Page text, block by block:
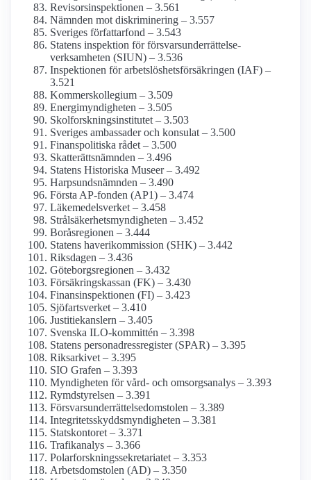
Revisors­inspektionen – 3.561
Nämnden mot diskriminering – 3.557
Sveriges författarfond – 3.543
Statens inspektion för försvars­underrättelse­
verksamheten (SIUN) – 3.536
Inspektionen för arbetslöshets­försäkringen (IAF) –
3.521
Kommers­kollegium – 3.509
Energi­myndigheten – 3.505
Skolforsknings­institutet – 3.503
Sveriges ambassader och konsulat – 3.500
Finanspolitiska rådet – 3.500
Skatterätts­nämnden – 3.496
Statens Historiska Museer – 3.492
Harpsunds­nämnden – 3.490
Första AP-fonden (AP1) – 3.474
Läkemedels­verket – 3.458
Strålsäkerhets­myndigheten – 3.452
Boråsregionen – 3.444
Statens haveri­kommission (SHK) – 3.442
Riksdagen – 3.436
Göteborgs­regionen – 3.432
Försäkringskassan (FK) – 3.430
Finans­inspektionen (FI) – 3.423
Sjöfarts­verket – 3.410
Justitie­kanslern – 3.405
Svenska ILO-kommittén – 3.398
Statens person­adress­register (SPAR) – 3.395
Riksarkivet – 3.395
SIO Grafen – 3.393
Myndigheten för vård- och omsorgs­analys – 3.393
Rymdstyrelsen – 3.391
Försvars­underrättelse­domstolen – 3.389
Integritetsskydds­myndigheten – 3.381
Statskontoret – 3.371
Trafikanalys – 3.366
Polarforsknings­sekretariatet – 3.353
Arbets­domstolen (AD) – 3.350